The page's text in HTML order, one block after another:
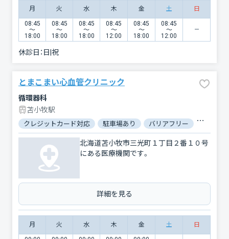
月 火 水 木 金 土 日
08:45
〜
18:00
08:45
〜
18:00
08:45
〜
18:00
08:45
〜
12:00
08:45
〜
18:00
08:45
〜
12:00
休診日： 日|祝
とまこまい心血管クリニック
循環器科
苫小牧駅
クレジットカード対応 駐車場あり バリアフリー 電子処
北海道苫小牧市三光町１丁目２番１０号
にある医療機関です。
詳細を見る
月 火 水 木 金 土 日